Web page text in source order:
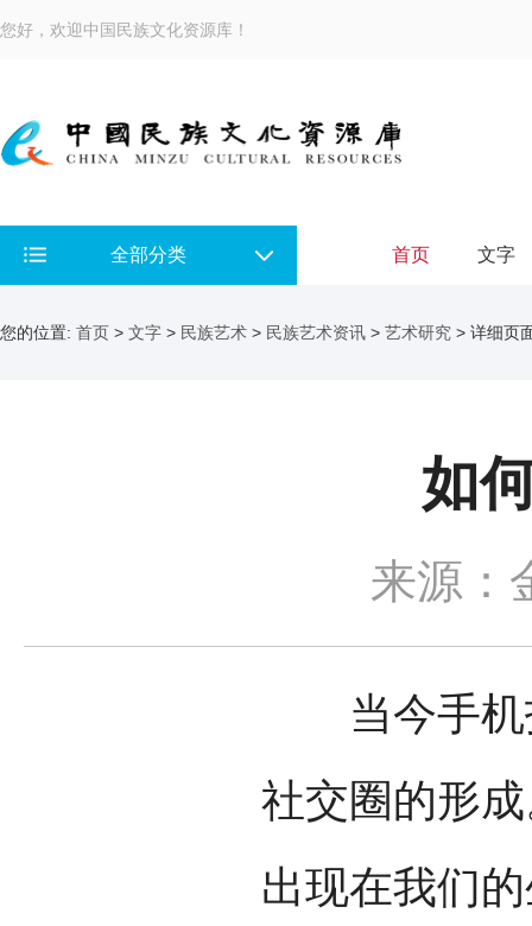
您好，欢迎中国民族文化资源库！
全部分类 首页 文字
您的位置: 首页 > 文字 > 民族艺术 > 民族艺术资讯 > 艺术研究 > 详细页
如
来源：
当今手机
社交圈的形
出现在我们